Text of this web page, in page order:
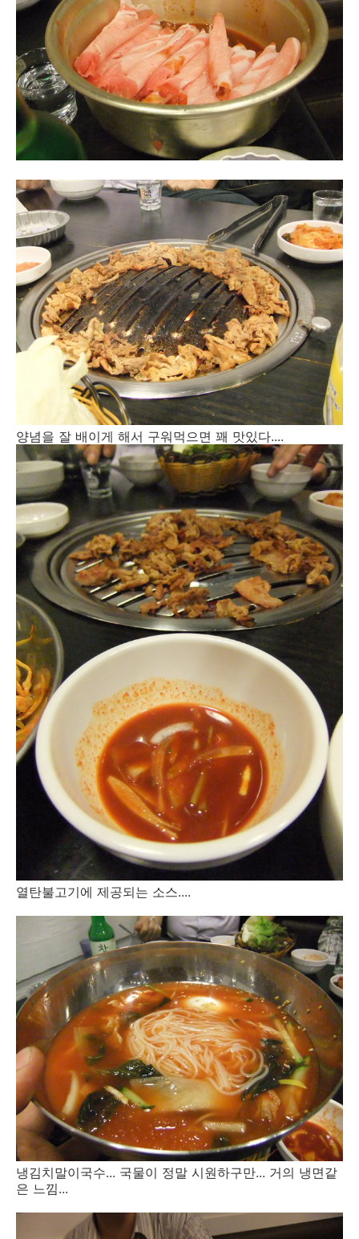
양념을 잘 배이게 해서 구워먹으면 꽤 맛있다....
열탄불고기에 제공되는 소스....
냉김치말이국수... 국물이 정말 시원하구만... 거의 냉면같
은 느낌...